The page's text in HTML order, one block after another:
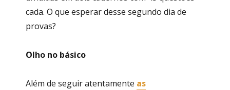
cada. O que esperar desse segundo dia de
provas?
Olho no básico
Além de seguir atentamente as